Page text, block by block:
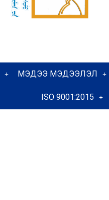
МЭДЭЭ МЭДЭЭЛЭЛ
ISO 9001:2015